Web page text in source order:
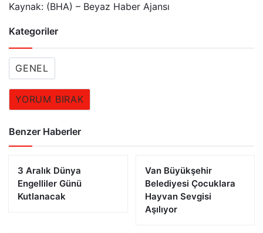
Kaynak: (BHA) – Beyaz Haber Ajansı
Kategoriler
GENEL
YORUM BIRAK
Benzer Haberler
3 Aralık Dünya
Engelliler Günü
Kutlanacak
Van Büyükşehir
Belediyesi Çocuklara
Hayvan Sevgisi
Aşılıyor